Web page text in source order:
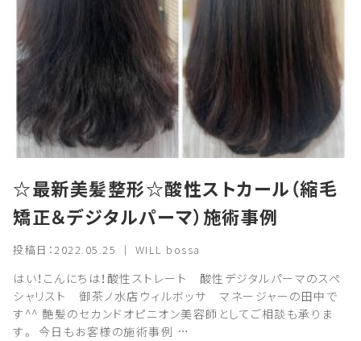
☆最新美髪整形☆酸性ストカール（縮毛
矯正＆デジタルパーマ）施術事例
投稿日：2022.05.25 ｜ WILL bossa
はい！こんにちは！酸性ストレート 酸性デジタルパーマのスペ
シャリスト 御茶ノ水店ウィルボッサ マネージャーの田中で
す^^ 艶髪のセカンドオピニオン美容師としてご相談も承りま
す。 今日もお客様の施術事例 …